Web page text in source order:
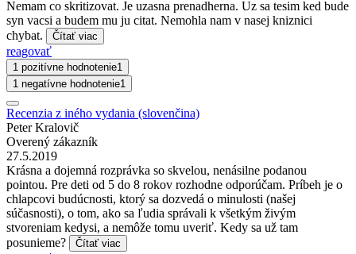
Nemam co skritizovat. Je uzasna prenadherna. Uz sa tesim ked bude
syn vacsi a budem mu ju citat. Nemohla nam v nasej kniznici
chybat.
Čítať viac
reagovať
1 pozitívne hodnotenie1
1 negatívne hodnotenie1
Recenzia z iného vydania (slovenčina)
Peter Kralovič
Overený zákazník
27.5.2019
Krásna a dojemná rozprávka so skvelou, nenásilne podanou
pointou. Pre deti od 5 do 8 rokov rozhodne odporúčam. Príbeh je o
chlapcovi budúcnosti, ktorý sa dozvedá o minulosti (našej
súčasnosti), o tom, ako sa ľudia správali k všetkým živým
stvoreniam kedysi, a nemôže tomu uveriť. Kedy sa už tam
posunieme?
Čítať viac